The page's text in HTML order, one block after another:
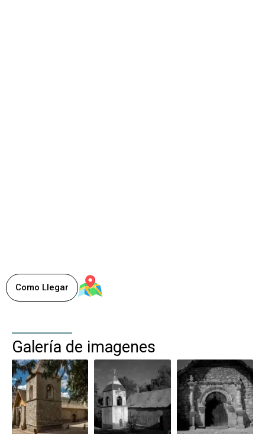
Como Llegar
Galería de imagenes